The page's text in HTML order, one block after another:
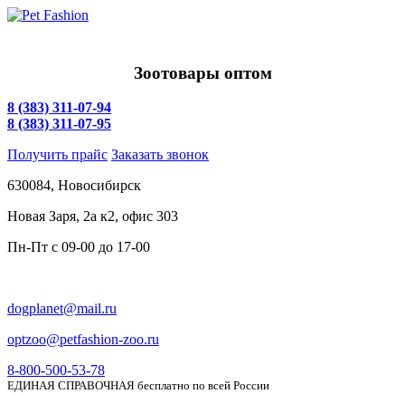
Зоотовары оптом
8 (383) 311-07-94
8 (383) 311-07-95
Получить прайс Заказать звонок
630084, Новосибирск
Новая Заря, 2а к2, офис 303
Пн-Пт c 09-00 до 17-00
dogplanet@mail.ru
optzoo@petfashion-zoo.ru
8-800-500-53-78
ЕДИНАЯ СПРАВОЧНАЯ бесплатно по всей России